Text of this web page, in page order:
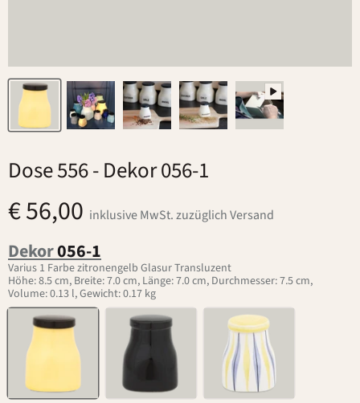
Dose 556- Dekor 056-1
€ 56,00 inklusive MwSt. zuzüglich Versand
Dekor056-1
Varius 1 Farbe zitronengelb Glasur Transluzent
Höhe: 8.5 cm, Breite: 7.0 cm, Länge: 7.0 cm, Durchmesser: 7.5 cm,
Volume: 0.13 l, Gewicht: 0.17 kg